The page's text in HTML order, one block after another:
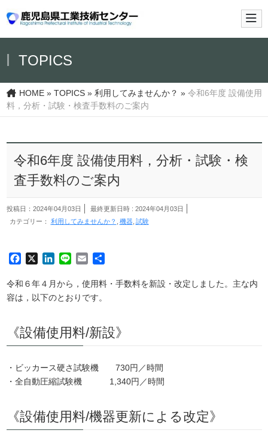
メ
TOPICS
HOME» TOPICS» 利用してみませんか？ » 令和6年度 設備使用
料，分析・試験・検査手数料のご案内
令和6年度 設備使用料，分析・試験・検
査手数料のご案内
投稿日：2024年04月03日
最終更新日時 : 2024年04月03日
カテゴリー： 利用してみませんか？ 機器 試験
FacebookLinkedIn
Line Email
令和６年４月から，使用料・手数料を新設・改定しました。主な内
容は，以下のとおりです。
《設備使用料/新設》
・ビッカース硬さ試験機 730円／時間
・全自動圧縮試験機 1,340円／時間
《設備使用料/機器更新による改定》